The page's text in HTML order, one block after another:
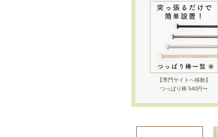
【専門サイトへ移動】
つっぱり棒 540円〜